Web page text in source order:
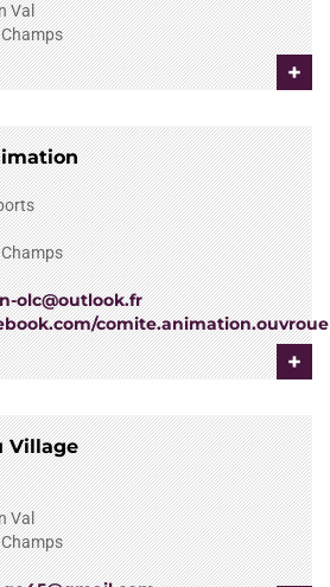
Val
+
olc@outlook.fr
+
Village
Val